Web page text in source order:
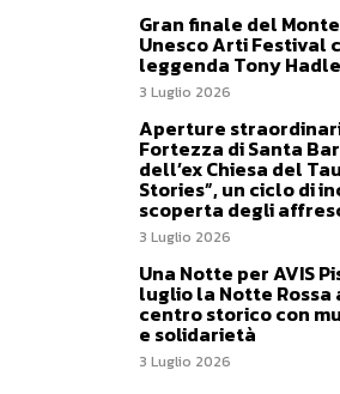
Gran finale del
Unesco Arti Festival
leggenda Tony
3 Luglio 2026
Aperture
Fortezza di Santa
dell’ex Chiesa del
Stories”, un ciclo di
scoperta degli
3 Luglio 2026
Una Notte per AVIS
luglio la Notte Rossa
centro storico con
e solidarietà
3 Luglio 2026